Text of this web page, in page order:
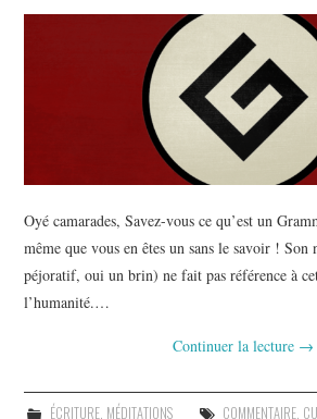
Oyé camarades, Savez-vous ce qu’est un
même que vous en êtes un sans le savoir !
péjoratif, oui un brin) ne fait pas référence à
l’humanité.…
Continuer la lecture →
ÉCRITURE, MÉDITATIONS COMMENTAIRE,